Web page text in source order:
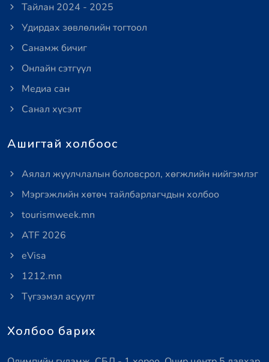
Тайлан 2024 - 2025
Удирдах зөвлөлийн тогтоол
Санамж бичиг
Онлайн сэтгүүл
Медиа сан
Санал хүсэлт
Ашигтай холбоос
Аялал жуулчлалын боловсрол, хөгжлийн нийгэмлэг
Мэргэжлийн хөтөч тайлбарлагчдын холбоо
tourismweek.mn
ATF 2026
eVisa
1212.mn
Түгээмэл асуулт
Холбоо барих